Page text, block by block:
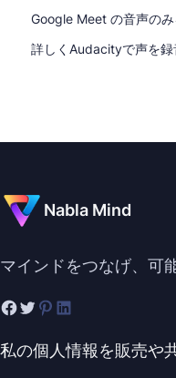
Google Meet の音声の
詳しくAudacityで声を録
Nabla Mind
マインドをつなげ、可
私の個人情報を販売や